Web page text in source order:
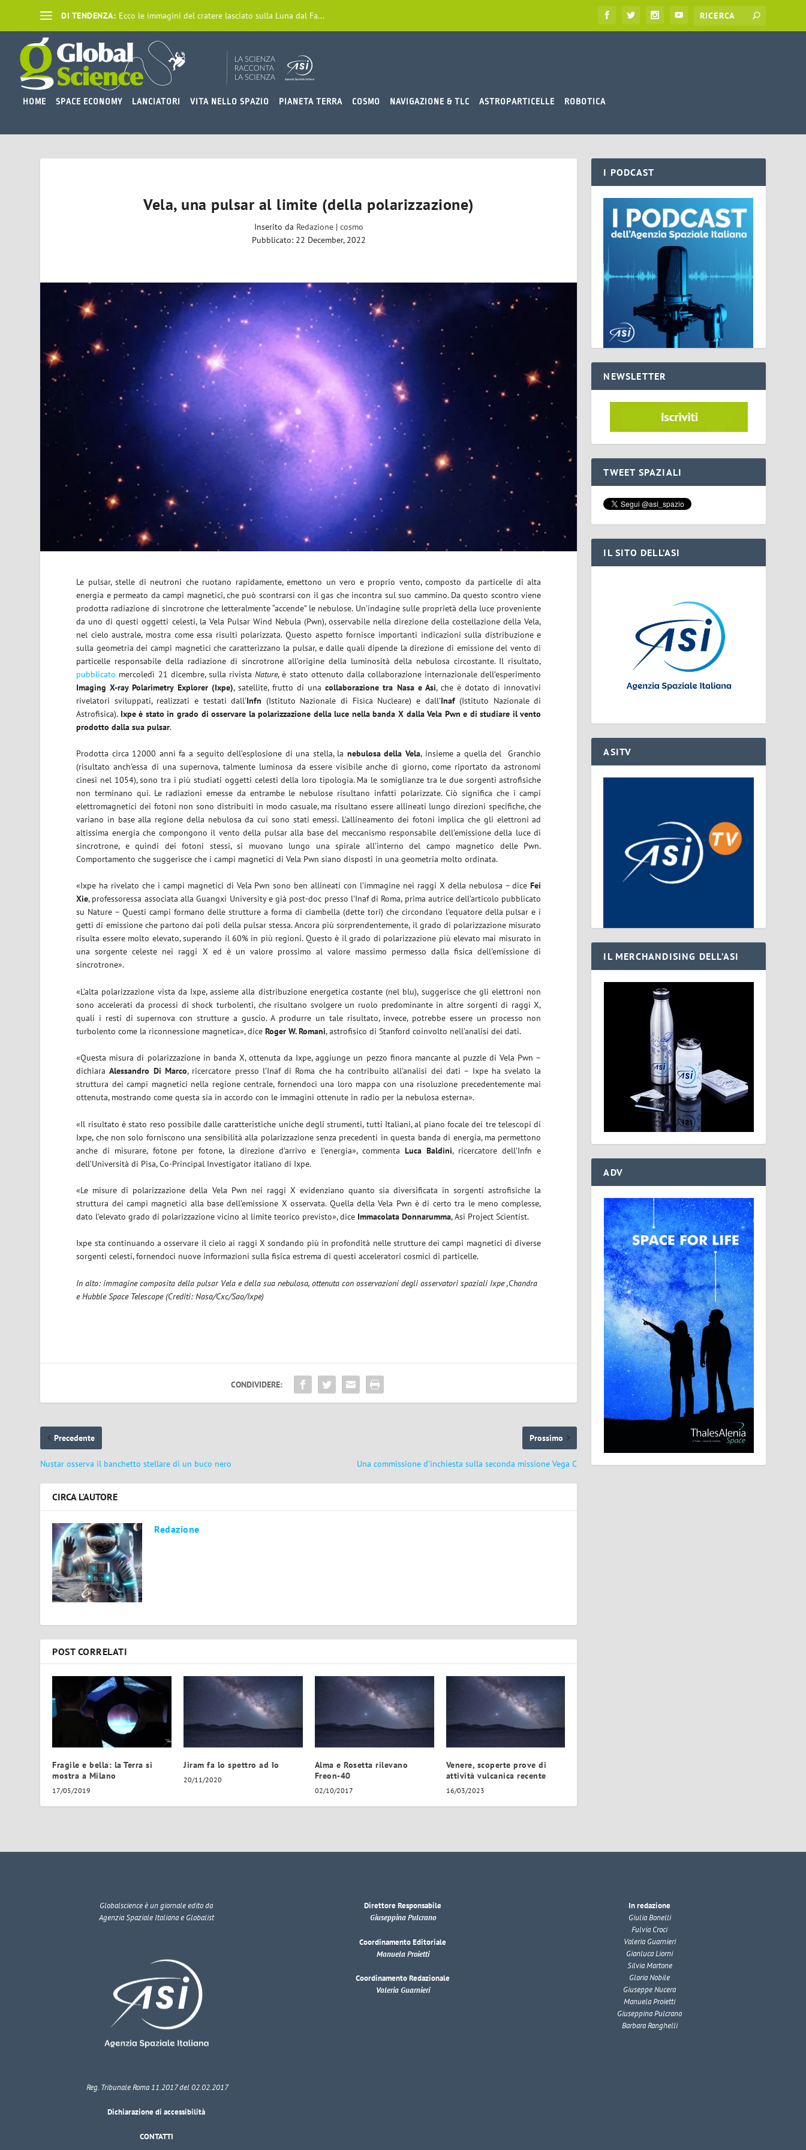
DI TENDENZA: Ecco le immagini del cratere lasciato sulla Luna dal Fa...
HOME SPACE ECONOMY LANCIATORI VITA NELLO SPAZIO PIANETA TERRA COSMO NAVIGAZIONE & TLC ASTROPARTICELLE ROBOTICA
Vela, una pulsar al limite (della polarizzazione)
Inserito da Redazione| cosmo
Pubblicato: 22 December, 2022
Le pulsar, stelle di neutroni che ruotano rapidamente, emettono un vero e proprio vento, composto da particelle di alta
energia e permeato da campi magnetici, che può scontrarsi con il gas che incontra sul suo cammino. Da questo scontro viene
prodotta radiazione di sincrotrone che letteralmente “accende” le nebulose. Un’indagine sulle proprietà della luce proveniente
da uno di questi oggetti celesti, la Vela Pulsar Wind Nebula (Pwn), osservabile nella direzione della costellazione della Vela,
nel cielo australe, mostra come essa risulti polarizzata. Questo aspetto fornisce importanti indicazioni sulla distribuzione e
sulla geometria dei campi magnetici che caratterizzano la pulsar, e dalle quali dipende la direzione di emissione del vento di
particelle responsabile della radiazione di sincrotrone all’origine della luminosità della nebulosa circostante. Il risultato,
pubblicato mercoledì 21 dicembre, sulla rivistaNature, è stato ottenuto dalla collaborazione internazionale dell’esperimento
Imaging X-ray Polarimetry Explorer (Ixpe), satellite, frutto di una collaborazione tra Nasa e Asi, che è dotato di innovativi
rivelatori sviluppati, realizzati e testati dall’Infn (Istituto Nazionale di Fisica Nucleare) e dall’Inaf(Istituto Nazionale di
Astrofisica). Ixpe è stato in grado di osservare la polarizzazione della luce nella banda X dalla Vela Pwn e di studiare il vento
prodotto dalla sua pulsar.
Prodotta circa 12000 anni fa a seguito dell’esplosione di una stella, la nebulosa della Vela, insieme a quella del Granchio
(risultato anch’essa di una supernova, talmente luminosa da essere visibile anche di giorno, come riportato da astronomi
cinesi nel 1054), sono tra i più studiati oggetti celesti della loro tipologia. Ma le somiglianze tra le due sorgenti astrofisiche
non terminano qui. Le radiazioni emesse da entrambe le nebulose risultano infatti polarizzate. Ciò significa che i campi
elettromagnetici dei fotoni non sono distribuiti in modo casuale, ma risultano essere allineati lungo direzioni specifiche, che
variano in base alla regione della nebulosa da cui sono stati emessi. L’allineamento dei fotoni implica che gli elettroni ad
altissima energia che compongono il vento della pulsar alla base del meccanismo responsabile dell’emissione della luce di
sincrotrone, e quindi dei fotoni stessi, si muovano lungo una spirale all’interno del campo magnetico delle Pwn.
Comportamento che suggerisce che i campi magnetici di Vela Pwn siano disposti in una geometria molto ordinata.
«Ixpe ha rivelato che i campi magnetici di Vela Pwn sono ben allineati con l’immagine nei raggi X della nebulosa – diceFei
Xie, professoressa associata alla Guangxi University e già post-doc presso l’Inaf di Roma, prima autrice dell’articolo pubblicato
su Nature – Questi campi formano delle strutture a forma di ciambella (dette tori) che circondano l’equatore della pulsar e i
getti di emissione che partono dai poli della pulsar stessa. Ancora più sorprendentemente, il grado di polarizzazione misurato
risulta essere molto elevato, superando il 60% in più regioni. Questo è il grado di polarizzazione più elevato mai misurato in
una sorgente celeste nei raggi X ed è un valore prossimo al valore massimo permesso dalla fisica dell’emissione di
sincrotrone».
«L’alta polarizzazione vista da Ixpe, assieme alla distribuzione energetica costante (nel blu), suggerisce che gli elettroni non
sono accelerati da processi di shock turbolenti, che risultano svolgere un ruolo predominante in altre sorgenti di raggi X,
quali i resti di supernova con strutture a guscio. A produrre un tale risultato, invece, potrebbe essere un processo non
turbolento come la riconnessione magnetica», diceRoger W. Romani, astrofisico di Stanford coinvolto nell’analisi dei dati.
«Questa misura di polarizzazione in banda X, ottenuta da Ixpe, aggiunge un pezzo finora mancante al puzzle di Vela Pwn –
dichiaraAlessandro Di Marco, ricercatore presso l’Inaf di Roma che ha contribuito all’analisi dei dati – Ixpe ha svelato la
struttura dei campi magnetici nella regione centrale, fornendoci una loro mappa con una risoluzione precedentemente mai
ottenuta, mostrando come questa sia in accordo con le immagini ottenute in radio per la nebulosa esterna».
«Il risultato è stato reso possibile dalle caratteristiche uniche degli strumenti, tutti Italiani, al piano focale dei tre telescopi di
Ixpe, che non solo forniscono una sensibilità alla polarizzazione senza precedenti in questa banda di energia, ma permettono
anche di misurare, fotone per fotone, la direzione d’arrivo e l’energia», commenta Luca Baldini, ricercatore dell’Infn e
dell’Università di Pisa, Co-Principal Investigator italiano di Ixpe.
«Le misure di polarizzazione della Vela Pwn nei raggi X evidenziano quanto sia diversificata in sorgenti astrofisiche la
struttura dei campi magnetici alla base dell’emissione X osservata. Quella della Vela Pwn è di certo tra le meno complesse,
dato l’elevato grado di polarizzazione vicino al limite teorico previsto», dice Immacolata Donnarumma, Asi Project Scientist.
Ixpe sta continuando a osservare il cielo ai raggi X sondando più in profondità nelle strutture dei campi magnetici di diverse
sorgenti celesti, fornendoci nuove informazioni sulla fisica estrema di questi acceleratori cosmici di particelle.
In alto: immagine composita della pulsar Vela e della sua nebulosa, ottenuta con osservazioni degli osservatori spaziali Ixpe ,Chandra
e Hubble Space Telescope (Crediti: Nasa/Cxc/Sao/Ixpe)
CONDIVIDERE:
Precedente
Nustar osserva il banchetto stellare di un buco nero
Prossimo
Una commissione d’inchiesta sulla seconda missione Vega C
CIRCA L'AUTORE
Redazione
POST CORRELATI
Fragile e bella: la Terra si
mostra a Milano
17/05/2019
Jiram fa lo spettro ad Io
20/11/2020
Alma e Rosetta rilevano
Freon-40
02/10/2017
Venere, scoperte prove di
attività vulcanica recente
16/03/2023
I PODCAST
NEWSLETTER
TWEET SPAZIALI
IL SITO DELL’ASI
ASITV
IL MERCHANDISING DELL’ASI
ADV
Globalscienceè un giornale edito da
Agenzia Spaziale Italiana e Globalist
Reg. Tribunale Roma 11.2017 del 02.02.2017
Dichiarazione di accessibilità
CONTATTI
Direttore Responsabile
Giuseppina Pulcrano
Coordinamento Editoriale
Manuela Proietti
Coordinamento Redazionale
Valeria Guarnieri
In redazione
Giulia Bonelli
Fulvia Croci
Valeria Guarnieri
Gianluca Liorni
Silvia Martone
Gloria Nobile
Giuseppe Nucera
Manuela Proietti
Giuseppina Pulcrano
Barbara Ranghelli